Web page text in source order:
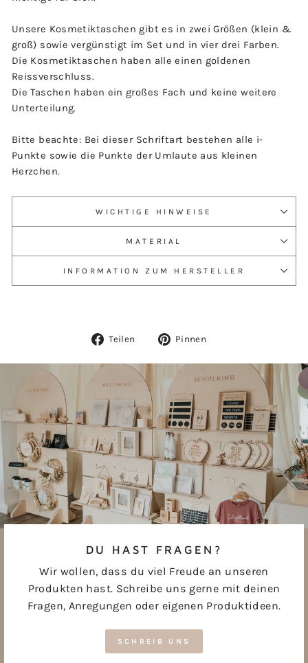
Unsere Kosmetiktaschen gibt es in zwei Größen (klein &
groß) sowie vergünstigt im Set und in vier drei Farben.
Die Kosmetiktaschen haben alle einen goldenen
Reissverschluss.
Die Taschen haben ein großes Fach und keine weitere
Unterteilung.
Bitte beachte: Bei dieser Schriftart bestehen alle i-
Punkte sowie die Punkte der Umlaute aus kleinen
Herzchen.
WICHTIGE HINWEISE
MATERIAL
INFORMATION ZUM HERSTELLER
Teilen
Auf
Pinnen
DU HAST FRAGEN?
Wir wollen, dass du viel Freude an unseren
Produkten hast. Schreibe uns gerne mit deinen
Fragen, Anregungen oder eigenen Produktideen.
SCHREIB UNS